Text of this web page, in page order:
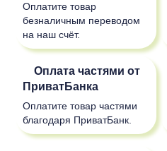
Оплатите товар
безналичным переводом
на наш счёт.
Оплата частями от
ПриватБанка
Оплатите товар частями
благодаря ПриватБанк.